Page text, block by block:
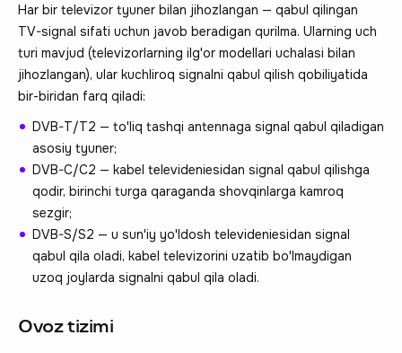
Har bir televizor tyuner bilan jihozlangan — qabul qilingan
TV-signal sifati uchun javob beradigan qurilma. Ularning uch
turi mavjud (televizorlarning ilg'or modellari uchalasi bilan
jihozlangan), ular kuchliroq signalni qabul qilish qobiliyatida
bir-biridan farq qiladi:
DVB-T/T2 — to'liq tashqi antennaga signal qabul qiladigan
asosiy tyuner;
DVB-C/C2 — kabel televideniesidan signal qabul qilishga
qodir, birinchi turga qaraganda shovqinlarga kamroq
sezgir;
DVB-S/S2 — u sun'iy yo'ldosh televideniesidan signal
qabul qila oladi, kabel televizorini uzatib bo'lmaydigan
uzoq joylarda signalni qabul qila oladi.
Ovoz tizimi